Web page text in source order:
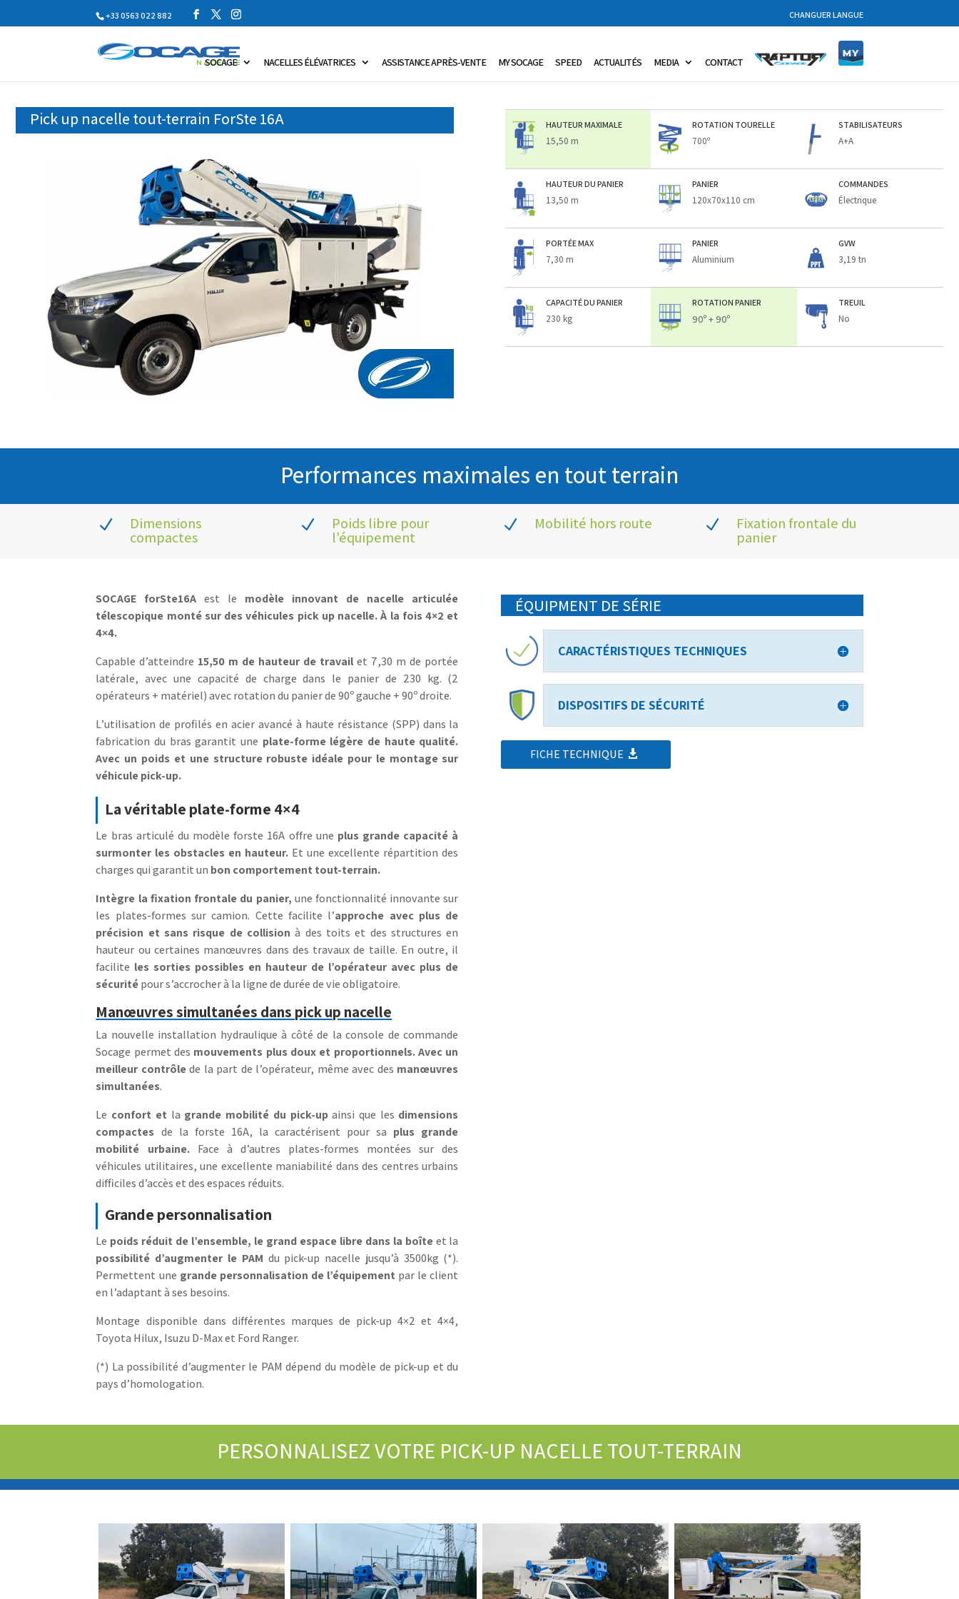
+33 0563 022 882 CHANGUER LANGUE
SOCAGE NACELLES ÉLÉVATRICES ASSISTANCE APRÈS-VENTE MY SOCAGE SPEED ACTUALITÉS MEDIA CONTACT
Pick up nacelle tout-terrain ForSte 16A HAUTEUR MAXIMALE
15,50 m
ROTATION TOURELLE
700º
STABILISATEURS
A+A
HAUTEUR DU PANIER
13,50 m
PANIER
120x70x110 cm
COMMANDES
Électrique
PORTÉE MAX
7,30 m
PANIER
Aluminium
GVW
3,19 tn
CAPACITÉ DU PANIER
230 kg
ROTATION PANIER
90º + 90º
TREUIL
No
Performances maximales en tout terrain
N Dimensions
compactes
N Poids libre pour
l’équipement
N Mobilité hors route N Fixation frontale du
panier
SOCAGE forSte16Aest le modèle innovant de nacelle articulée
télescopique monté sur des véhicules pick up nacelle. À la fois 4×2 et
4×4.
Capable d’atteindre 15,50 m de hauteur de travailet 7,30 m de portée
latérale, avec une capacité de charge dans le panier de 230 kg. (2
opérateurs + matériel) avec rotation du panier de 90º gauche + 90º droite.
L’utilisation de profilés en acier avancé à haute résistance (SPP) dans la
fabrication du bras garantit une plate-forme légère de haute qualité.
Avec un poids et une structure robuste idéale pour le montage sur
véhicule pick-up.
La véritable plate-forme 4×4
Le bras articulé du modèle forste 16A offre une plus grande capacité à
surmonter les obstacles en hauteur. Et une excellente répartition des
charges qui garantit un bon comportement tout-terrain.
Intègre la fixation frontale du panier, une fonctionnalité innovante sur
les plates-formes sur camion. Cette facilite l’approche avec plus de
précision et sans risque de collisionà des toits et des structures en
hauteur ou certaines manœuvres dans des travaux de taille. En outre, il
facilite les sorties possibles en hauteur de l’opérateur avec plus de
sécuritépour s’accrocher à la ligne de durée de vie obligatoire.
Manœuvres simultanées dans pick up nacelle
La nouvelle installation hydraulique à côté de la console de commande
Socage permet des mouvements plus doux et proportionnels. Avec un
meilleur contrôlede la part de l’opérateur, même avec des manœuvres
simultanées.
Le confort et la grande mobilité du pick-upainsi que les dimensions
compactes de la forste 16A, la caractérisent pour sa plus grande
mobilité urbaine. Face à d’autres plates-formes montées sur des
véhicules utilitaires, une excellente maniabilité dans des centres urbains
difficiles d’accès et des espaces réduits.
Grande personnalisation
Le poids réduit de l’ensemble, le grand espace libre dans la boîteet la
possibilité d’augmenter le PAM du pick-up nacelle jusqu’à 3500kg (*).
Permettent une grande personnalisation de l’équipement par le client
en l’adaptant à ses besoins.
Montage disponible dans différentes marques de pick-up 4×2 et 4×4,
Toyota Hilux, Isuzu D-Max et Ford Ranger.
(*) La possibilité d’augmenter le PAM dépend du modèle de pick-up et du
pays d’homologation.
ÉQUIPMENT DE SÉRIE
CARACTÉRISTIQUES TECHNIQUES
DISPOSITIFS DE SÉCURITÉ
FICHE TECHNIQUE
PERSONNALISEZ VOTRE PICK-UP NACELLE TOUT-TERRAIN
Tout ce dont vous avez
besoin,
inclus de série
Découvrez tout ce que nos plateformes sur camion, pick-up
Non, merci